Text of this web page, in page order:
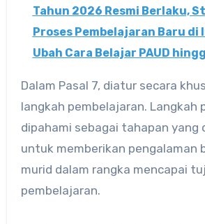
Tahun 2026 Resmi Berlaku,
Proses Pembelajaran Baru di
Ubah Cara Belajar PAUD
Dalam Pasal 7, diatur secara
langkah pembelajaran. Langkah
dipahami sebagai tahapan yang
untuk memberikan pengalaman
murid dalam rangka mencapai
pembelajaran.